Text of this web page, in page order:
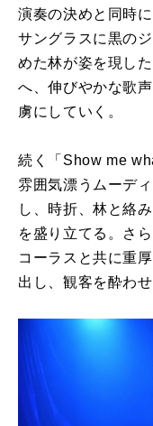
演奏の決めと同時
サングラスに黒の
めた林が姿を現し
へ、伸びやかな歌
虜にしていく。
続く「Show me
雰囲気漂うムーデ
し、時折、林と絡
を盛り立てる。さ
コーラスと共に重
出し、観客を酔わせ